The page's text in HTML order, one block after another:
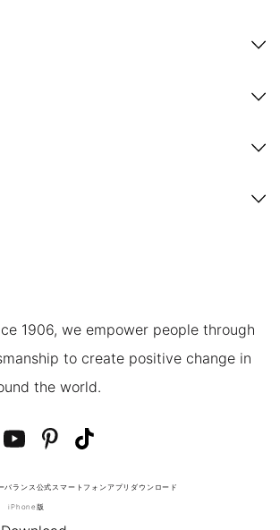
1906, we empower people through
to create positive change in
the world.
バランス公式スマートフォンアプリ ダウンロード
iPhone版